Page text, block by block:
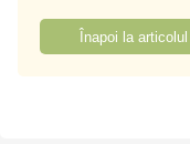
Înapoi la